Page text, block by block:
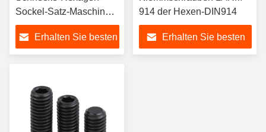
Sockel-Satz-Maschinen-
Schraube mit flachem
PunktErhalten Sie besten
914 der Hexen-DIN914
Erhalten Sie besten